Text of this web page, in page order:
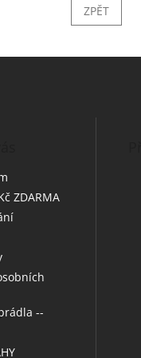
ZPĚT
ZDARMA
--